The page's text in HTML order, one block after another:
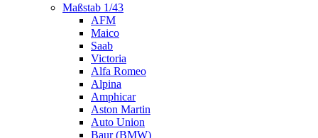
Maßstab 1/43
AFM
Maico
Saab
Victoria
Alfa Romeo
Alpina
Amphicar
Aston Martin
Auto Union
Baur (BMW)